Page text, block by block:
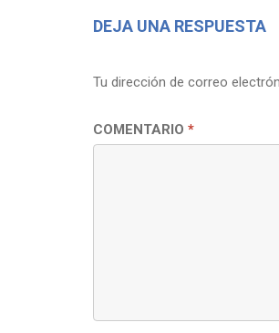
DEJA UNA RESPUESTA
Tu dirección de correo
COMENTARIO *